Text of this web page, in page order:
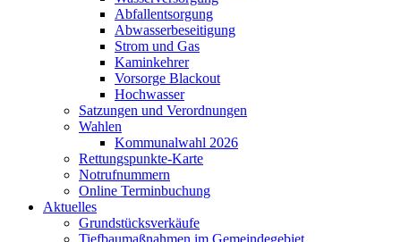
Abfallentsorgung
Abwasserbeseitigung
Strom und Gas
Kaminkehrer
Vorsorge Blackout
Hochwasser
Satzungen und Verordnungen
Wahlen
Kommunalwahl 2026
Rettungspunkte-Karte
Notrufnummern
Online Terminbuchung
Aktuelles
Grundstücksverkäufe
Tiefbaumaßnahmen im Gemeindegebiet